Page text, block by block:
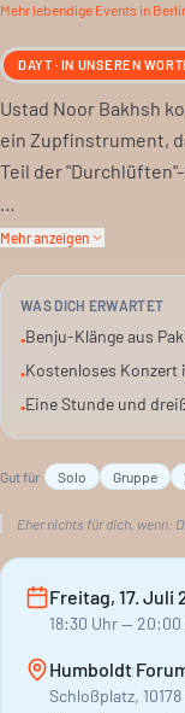
Mehr lebendige Events in
DAYT · IN UNSEREN
Ustad Noor Bakhsh
ein Zupfinstrument,
Teil der "Durchlüften"-
Das Konzert findet im
Pakistan spezialisiert.
Erlebe unerwartete
Hörwelten öffnen sich.
Mehr anzeigen
WAS DICH ERWARTET
•Benju-Klänge aus
•Kostenloses Konzert
•Eine Stunde und
Gut für Solo Gruppe
Eher nichts für dich, wenn:
Freitag, 17. Juli
18:30 Uhr— 20:00
Humboldt
Schloßplatz,